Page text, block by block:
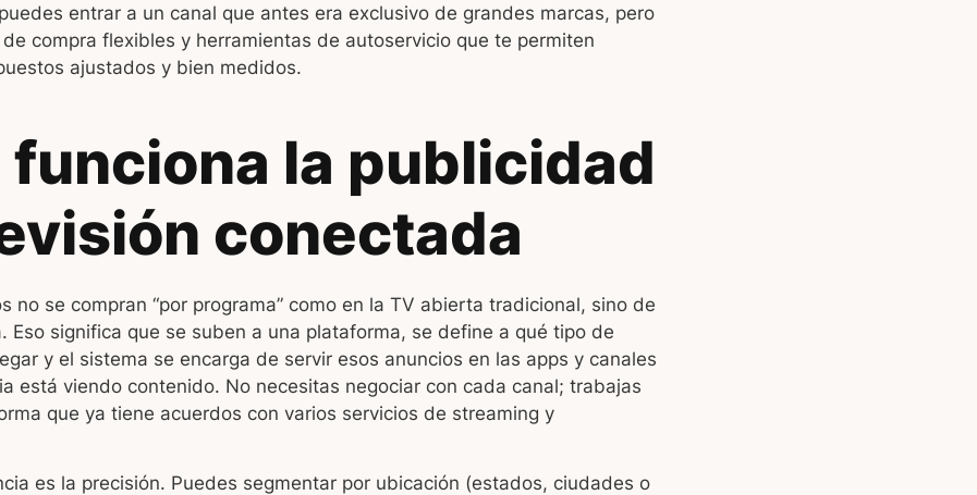
entrar a un canal que antes era exclusivo de grandes marcas, pero
compra flexibles y herramientas de autoservicio que te permiten
ajustados y bien medidos.
funciona la publicidad
conectada
no se compran “por programa” como en la TV abierta tradicional, sino de
Eso significa que se suben a una plataforma, se define a qué tipo de
y el sistema se encarga de servir esos anuncios en las apps y canales
está viendo contenido. No necesitas negociar con cada canal; trabajas
que ya tiene acuerdos con varios servicios de streaming y
es la precisión. Puedes segmentar por ubicación (estados, ciudades o